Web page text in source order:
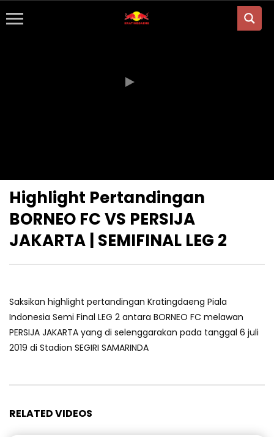
Highlight Pertandingan
BORNEO FC VS PERSIJA
JAKARTA | SEMIFINAL LEG 2
Saksikan highlight pertandingan Kratingdaeng Piala
Indonesia Semi Final LEG 2 antara BORNEO FC melawan
PERSIJA JAKARTA yang di selenggarakan pada tanggal 6 juli
2019 di Stadion SEGIRI SAMARINDA
RELATED VIDEOS